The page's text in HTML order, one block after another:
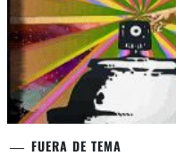
FUERA DE TEMA